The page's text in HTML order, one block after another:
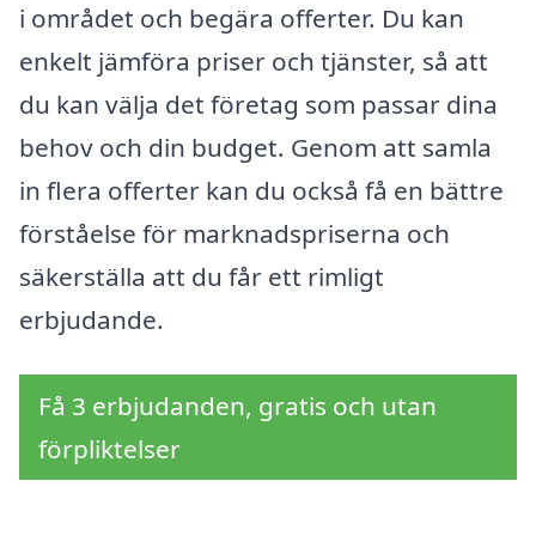
i området och begära offerter. Du kan
enkelt jämföra priser och tjänster, så att
du kan välja det företag som passar dina
behov och din budget. Genom att samla
in flera offerter kan du också få en bättre
förståelse för marknadspriserna och
säkerställa att du får ett rimligt
erbjudande.
Få 3 erbjudanden, gratis och utan
förpliktelser